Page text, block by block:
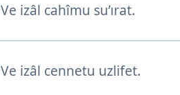
Ve izâl cahîmu su’ırat.
Ve izâl cennetu uzlifet.